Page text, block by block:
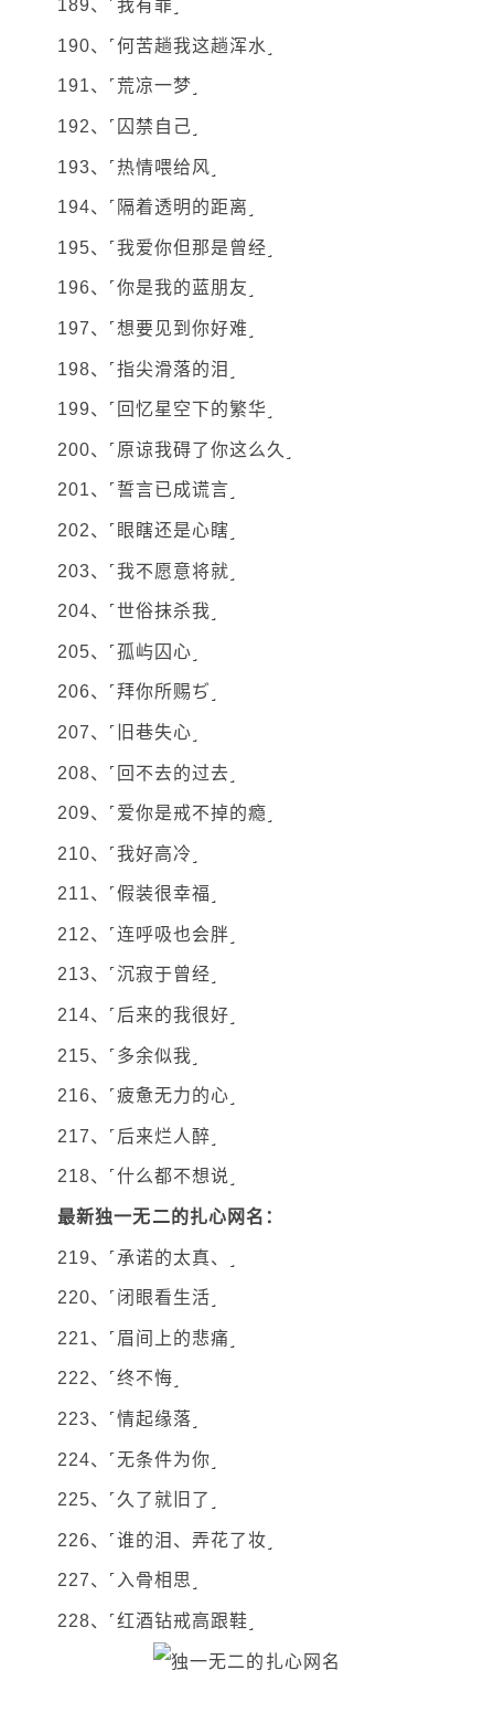
189、˹我有罪˼
190、˹何苦趟我这趟浑水˼
191、˹荒凉一梦˼
192、˹囚禁自己˼
193、˹热情喂给风˼
194、˹隔着透明的距离˼
195、˹我爱你但那是曾经˼
196、˹你是我的蓝朋友˼
197、˹想要见到你好难˼
198、˹指尖滑落的泪˼
199、˹回忆星空下的繁华˼
200、˹原谅我碍了你这么久˼
201、˹誓言已成谎言˼
202、˹眼瞎还是心瞎˼
203、˹我不愿意将就˼
204、˹世俗抹杀我˼
205、˹孤屿囚心˼
206、˹拜你所赐ぢ˼
207、˹旧巷失心˼
208、˹回不去的过去˼
209、˹爱你是戒不掉的瘾˼
210、˹我好高冷˼
211、˹假装很幸福˼
212、˹连呼吸也会胖˼
213、˹沉寂于曾经˼
214、˹后来的我很好˼
215、˹多余似我˼
216、˹疲惫无力的心˼
217、˹后来烂人醉˼
218、˹什么都不想说˼
最新独一无二的扎心网名：
219、˹承诺的太真、˼
220、˹闭眼看生活˼
221、˹眉间上的悲痛˼
222、˹终不悔˼
223、˹情起缘落˼
224、˹无条件为你˼
225、˹久了就旧了˼
226、˹谁的泪、弄花了妆˼
227、˹入骨相思˼
228、˹红酒钻戒高跟鞋˼